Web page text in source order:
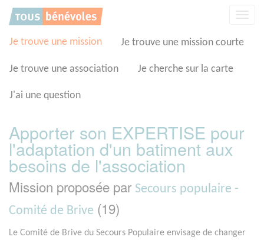
Je trouve une mission Je trouve une mission courte
Je trouve une association Je cherche sur la carte
J'ai une question
Apporter son EXPERTISE pour
l'adaptation d'un batiment aux
besoins de l'association
Mission proposée par Secours populaire -
Comité de Brive (19)
Le Comité de Brive du Secours Populaire envisage de changer
Panneau de gestion des cookies